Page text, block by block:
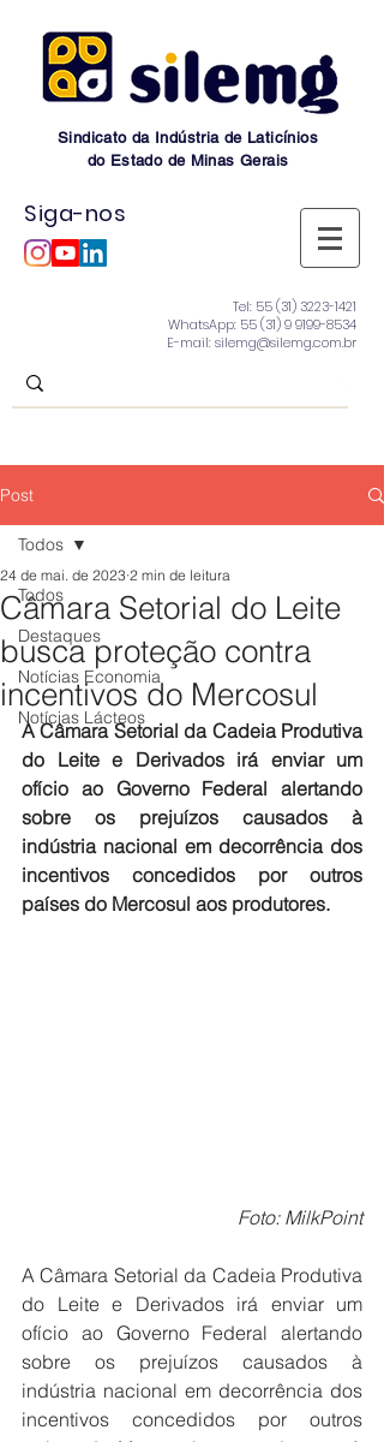
Sindicato da Indústria de Laticínios
do Estado de Minas Gerais
Siga-nos
Tel: 55 (31) 3223-1421
WhatsApp: 55 (31) 9 9199-8534
E-mail: silemg@silemg.com.br
Post
Todos
Destaques
Notícias Economia
Notícias Lácteos
Todos
Câmara Setorial do Leite
busca proteção contra
incentivos do Mercosul
24 de mai. de 2023 2 min de leitura
A Câmara Setorial da Cadeia Produtiva
do Leite e Derivados irá enviar um
ofício ao Governo Federal alertando
sobre os prejuízos causados à
indústria nacional em decorrência dos
incentivos concedidos por outros
países do Mercosul aos produtores.
Foto: MilkPoint
A Câmara Setorial da Cadeia Produtiva
do Leite e Derivados irá enviar um
ofício ao Governo Federal alertando
sobre os prejuízos causados à
indústria nacional em decorrência dos
incentivos concedidos por outros